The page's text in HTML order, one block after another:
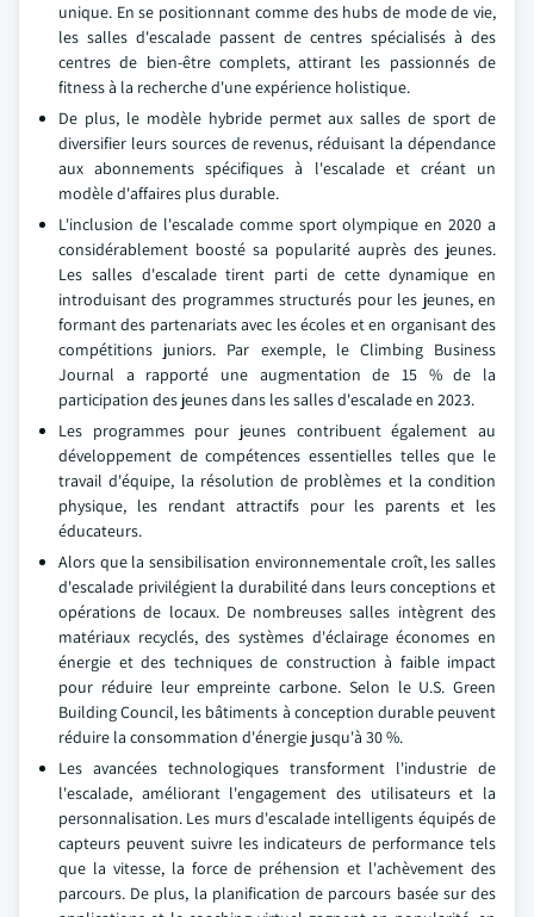
unique. En se positionnant comme des hubs de mode de vie,
les salles d'escalade passent de centres spécialisés à des
centres de bien-être complets, attirant les passionnés de
fitness à la recherche d'une expérience holistique.
De plus, le modèle hybride permet aux salles de sport de
diversifier leurs sources de revenus, réduisant la dépendance
aux abonnements spécifiques à l'escalade et créant un
modèle d'affaires plus durable.
L'inclusion de l'escalade comme sport olympique en 2020 a
considérablement boosté sa popularité auprès des jeunes.
Les salles d'escalade tirent parti de cette dynamique en
introduisant des programmes structurés pour les jeunes, en
formant des partenariats avec les écoles et en organisant des
compétitions juniors. Par exemple, le Climbing Business
Journal a rapporté une augmentation de 15 % de la
participation des jeunes dans les salles d'escalade en 2023.
Les programmes pour jeunes contribuent également au
développement de compétences essentielles telles que le
travail d'équipe, la résolution de problèmes et la condition
physique, les rendant attractifs pour les parents et les
éducateurs.
Alors que la sensibilisation environnementale croît, les salles
d'escalade privilégient la durabilité dans leurs conceptions et
opérations de locaux. De nombreuses salles intègrent des
matériaux recyclés, des systèmes d'éclairage économes en
énergie et des techniques de construction à faible impact
pour réduire leur empreinte carbone. Selon le U.S. Green
Building Council, les bâtiments à conception durable peuvent
réduire la consommation d'énergie jusqu'à 30 %.
Les avancées technologiques transforment l'industrie de
l'escalade, améliorant l'engagement des utilisateurs et la
personnalisation. Les murs d'escalade intelligents équipés de
capteurs peuvent suivre les indicateurs de performance tels
que la vitesse, la force de préhension et l'achèvement des
parcours. De plus, la planification de parcours basée sur des